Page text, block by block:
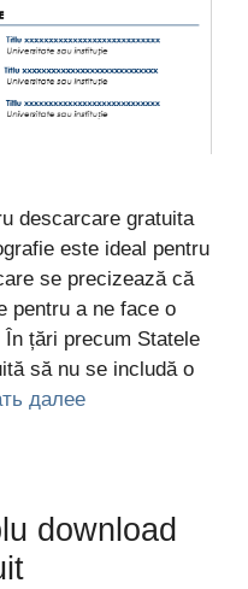
descarcare gratuita
este ideal pentru
se precizează că
pentru a ne face o
țări precum Statele
să nu se includă o
далее
download